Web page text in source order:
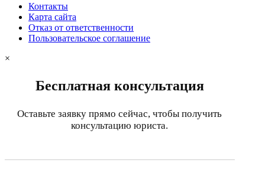
Контакты
Карта сайта
Отказ от ответственности
Пользовательское соглашение
×
Бесплатная консультация
Оставьте заявку прямо сейчас, чтобы получить
консультацию юриста.